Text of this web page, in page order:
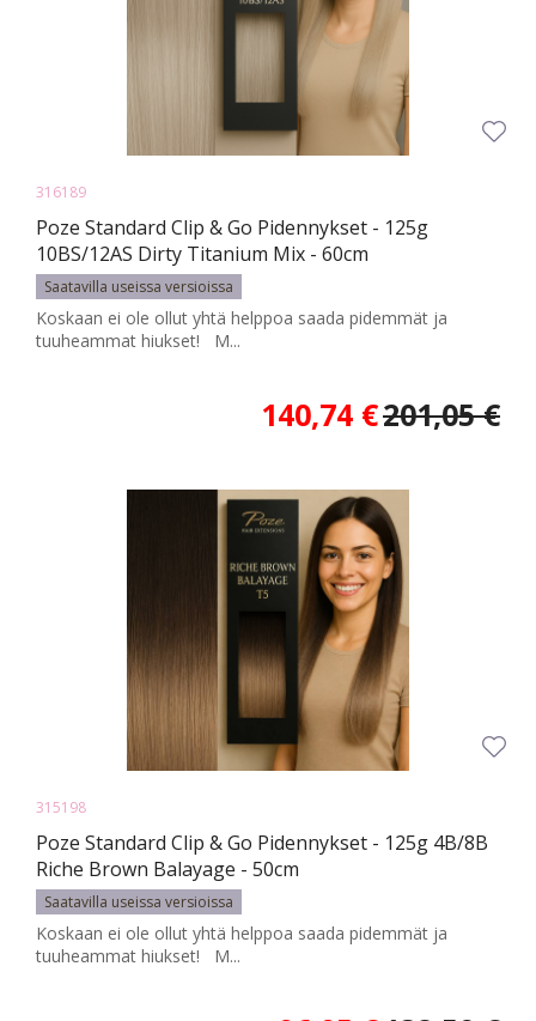
316189
Poze Standard Clip & Go Pidennykset - 125g
10BS/12AS Dirty Titanium Mix - 60cm
Saatavilla useissa versioissa
Koskaan ei ole ollut yhtä helppoa saada pidemmät ja
tuuheammat hiukset! M...
140,74 €201,05 €
315198
Poze Standard Clip & Go Pidennykset - 125g 4B/8B
Riche Brown Balayage - 50cm
Saatavilla useissa versioissa
Koskaan ei ole ollut yhtä helppoa saada pidemmät ja
tuuheammat hiukset! M...